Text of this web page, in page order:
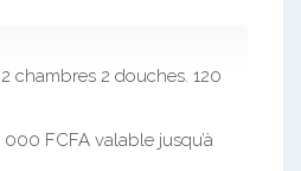
chambres 2 douches. 120
FCFA valable jusqu’à